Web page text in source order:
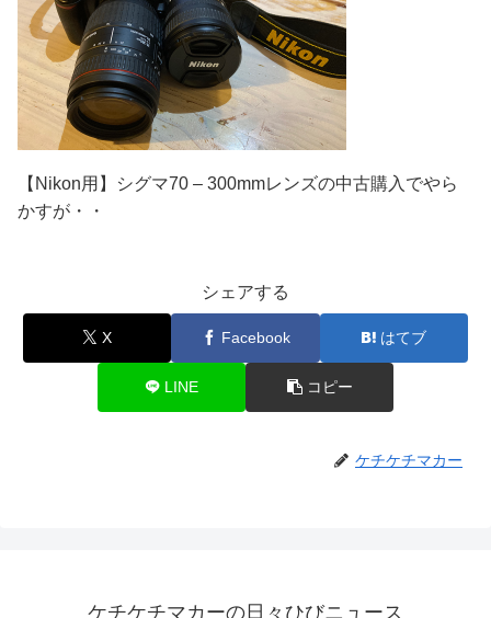
【Nikon用】シグマ70 – 300mmレンズの中古購入でやら
かすが・・
シェアする
X Facebook はてブ
LINE コピー
ケチケチマカー
ケチケチマカーの日々ひびニュース